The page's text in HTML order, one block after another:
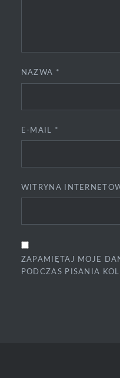
NAZWA *
E-MAIL *
WITRYNA
ZAPAMIĘTAJ MOJE
PODCZAS PISANIA